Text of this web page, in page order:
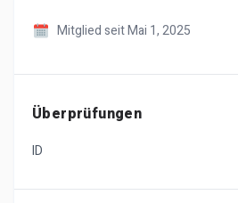
Mitglied seit Mai 1, 2025
Überprüfungen
ID